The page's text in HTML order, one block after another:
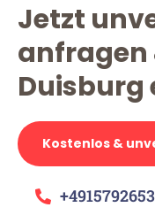
Jetzt
anfragen
Duisburg
Kostenlos &